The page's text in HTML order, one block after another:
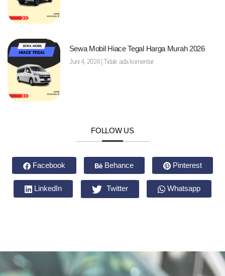
Sewa Mobil Hiace Tegal Harga Murah 2026
Juni 4, 2024 Tidak ada komentar
FOLLOW US
Facebook Behance Pinterest
LinkedIn Twitter Whatsapp